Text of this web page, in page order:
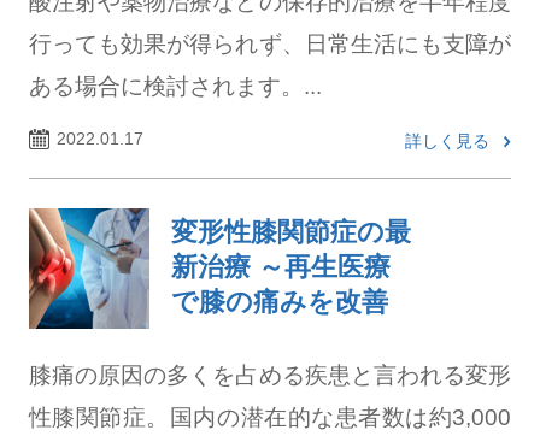
行っても効果が得られず、日常生活にも支障が
ある場合に検討されます。...
2022.01.17 詳しく見る
変形性膝関節症の最
新治療 ～再生医療
で膝の痛みを改善
膝痛の原因の多くを占める疾患と言われる変形
性膝関節症。国内の潜在的な患者数は約3,000